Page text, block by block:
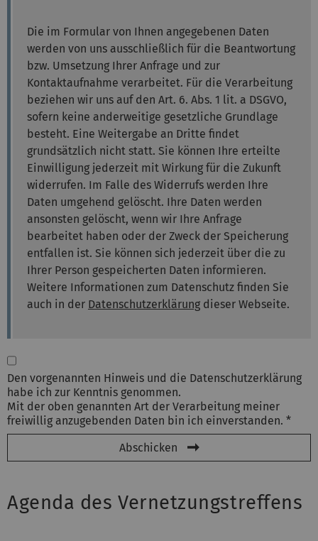
Die im Formular von Ihnen angegebenen Daten
werden von uns ausschließlich für die Beantwortung
bzw. Umsetzung Ihrer Anfrage und zur
Kontaktaufnahme verarbeitet. Für die Verarbeitung
beziehen wir uns auf den Art. 6. Abs. 1 lit. a DSGVO,
sofern keine anderweitige gesetzliche Grundlage
besteht. Eine Weitergabe an Dritte findet
grundsätzlich nicht statt. Sie können Ihre erteilte
Einwilligung jederzeit mit Wirkung für die Zukunft
widerrufen. Im Falle des Widerrufs werden Ihre
Daten umgehend gelöscht. Ihre Daten werden
ansonsten gelöscht, wenn wir Ihre Anfrage
bearbeitet haben oder der Zweck der Speicherung
entfallen ist. Sie können sich jederzeit über die zu
Ihrer Person gespeicherten Daten informieren.
Weitere Informationen zum Datenschutz finden Sie
auch in der Datenschutzerklärung dieser Webseite.
Den vorgenannten Hinweis und die Datenschutzerklärung
habe ich zur Kenntnis genommen.
Mit der oben genannten Art der Verarbeitung meiner
freiwillig anzugebenden Daten bin ich einverstanden. *
Abschicken
Agenda des Vernetzungstreffens